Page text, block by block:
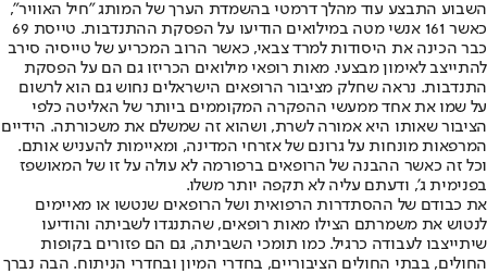
השבוע התבצע עוד מהלך דרמטי בהשמדת הערך של המותג "חיל האוויר",
כאשר 161 אנשי מטה במילואים הודיעו על הפסקת ההתנדבות. טייסת 69
כבר הכינה את היסודות למרד צבאי, כאשר הרוב המכריע של טייסיה סירב
להתייצב לאימון מבצעי. מאות רופאי מילואים הכריזו גם הם על הפסקת
התנדבות. נראה שחלק מציבור הרופאים הישראלים נחוש גם הוא לרשום
על שמו את אחד ממעשי ההפקרה המקוממים ביותר של האליטה כלפי
הציבור שאותו היא אמורה לשרת, ושהוא זה שמשלם את משכורתה. הידיים
המרפאות מונחות על גרונם של אזרחי המדינה, ומאיימות להעניש אותם.
וכל זה כאשר ההבנה של הרופאים ברפורמה לא עולה על זו של המאושפז
בפנימית ג', ודעתם עליה לא תקפה יותר משלו.
את כבודם של ההסתדרות הרפואית ושל הרופאים שנטשו או מאיימים
לנטוש את משמרתם הצילו מאות רופאים, שהתנגדו לשביתה והודיעו
שיתייצבו לעבודה כרגיל. כמו תומכי השביתה, גם הם פזורים בקופות
החולים, בבתי החולים הציבוריים, בחדרי המיון ובחדרי הניתוח. הבה נברך